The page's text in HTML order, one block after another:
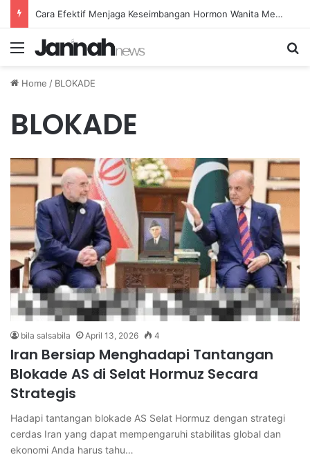
Cara Efektif Menjaga Keseimbangan Hormon Wanita Menjelang Menopause
Menu
Home / BLOKADE
BLOKADE
bila salsabila April 13, 2026 4
Iran Bersiap Menghadapi Tantangan
Blokade AS di Selat Hormuz Secara
Strategis
Hadapi tantangan blokade AS Selat Hormuz dengan strategi
cerdas Iran yang dapat mempengaruhi stabilitas global dan
ekonomi Anda harus tahu…